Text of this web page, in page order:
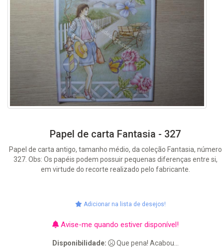
Papel de carta Fantasia - 327
Papel de carta antigo, tamanho médio, da coleção Fantasia, número
327. Obs: Os papéis podem possuir pequenas diferenças entre si,
em virtude do recorte realizado pelo fabricante.
Adicionar na lista de desejos!
Avise-me quando estiver disponível!
Disponibilidade:
Que pena! Acabou...